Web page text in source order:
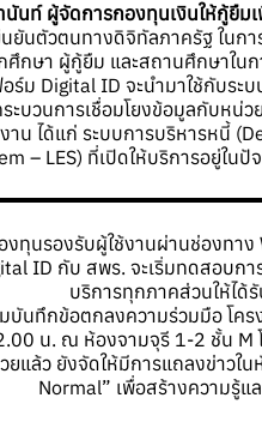
นท์ ผู้จัดการกองทุนเงินให้กู้ยืม
ยันตัวตนทางดิจิทัลภาครัฐ ในก
กษา ผู้กู้ยืม และสถานศึกษาในก
ร์ม Digital ID จะนำมาใช้กับร
บวนการเชื่อมโยงข้อมูลกับหน่
าน ได้แก่ ระบบการบริหารหนี้
– LES) ที่เปิดให้บริการอยู่ใน
ทุนรองรับผู้ใช้งานผ่านช่องทา
ID กับ สพร. จะเริ่มทดสอบกา
บริการทุกภาคส่วนให้ได้
บันทึกข้อตกลงความร่วมมือ โ
น. ณ ห้องจามจุรี 1-2 ชั้น M
แล้ว ยังจัดให้มีการแถลงข่าวใ
Normal” เพื่อสร้างความรู้แ